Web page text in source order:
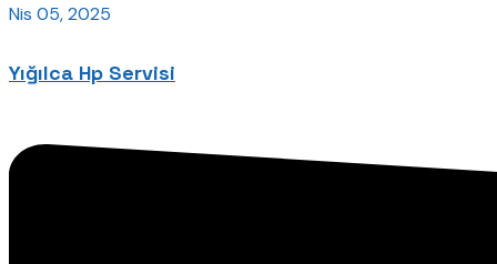
Nis 05, 2025
Yığılca Hp Servisi